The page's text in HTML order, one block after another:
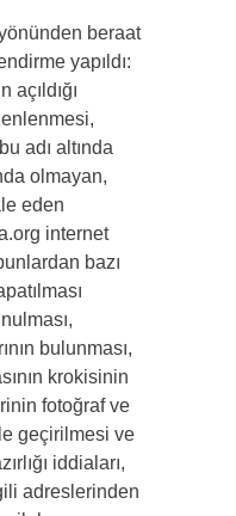
beraat
yapıldı:
açıldığı
adı altında
olmayan,
eden
internet
bazı
bulunması,
krokisinin
fotoğraf ve
geçirilmesi ve
iddiaları,
adreslerinden